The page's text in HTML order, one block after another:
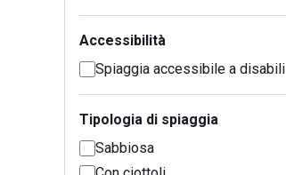
Accessibilità
Spiaggia accessibile a disabili
Tipologia di spiaggia
Sabbiosa